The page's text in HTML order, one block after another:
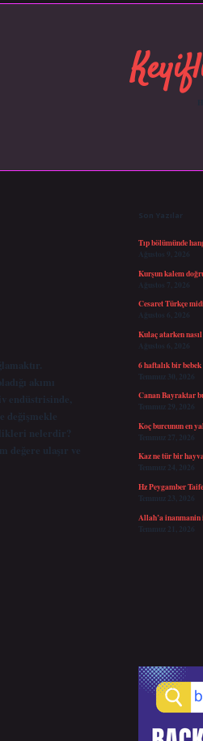
akımı
endüstrisinde,
değişmekle
nelerdir?
değere ulaşır ve
Son Yazılar
Tıp bölümünde
Ağustos 9, 2026
Kurşun kalem
Ağustos 7, 2026
Cesaret Türkçe
Ağustos 6, 2026
Kulaç atarken nasıl
Ağustos 6, 2026
6 haftalık bir
Temmuz 30, 2026
Canan Bayraktar
Temmuz 29, 2026
Koç burcunun en
Temmuz 27, 2026
Kaz ne tür bir
Temmuz 24, 2026
Hz Peygamber
Temmuz 23, 2026
Allah’a inanmanin
Temmuz 21, 2026